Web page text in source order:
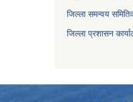
जिल्ला समन्वय
जिल्ला प्रशासन